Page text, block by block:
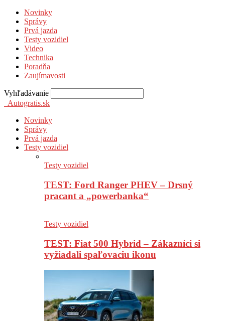
Novinky
Správy
Prvá jazda
Testy vozidiel
Video
Technika
Poradňa
Zaujímavosti
Vyhľadávanie
Autogratis.sk
Novinky
Správy
Prvá jazda
Testy vozidiel
Testy vozidiel
TEST: Ford Ranger PHEV – Drsný
pracant a „powerbanka“
Testy vozidiel
TEST: Fiat 500 Hybrid – Zákazníci si
vyžiadali spaľovaciu ikonu